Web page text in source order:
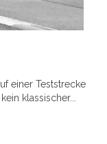
einer Teststrecke
klassischer...